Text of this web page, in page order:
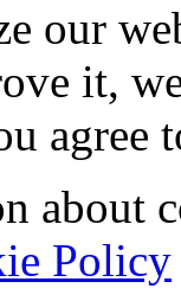
our
it,
agree
about
Policy